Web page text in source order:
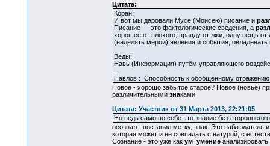
Цитата:
Коран:
И вот мы даровали Мусе (Моисею) писание и
Писание — это фактологические сведения, а
хорошее от плохого, правду от лжи, одну вещь от
(наделять мерой) явления и события,
Веды:
Навь (Информация) путём управляющего
Павлов : Способность к обобщённому
Новое - хорошо забытое старое? Новое (новьё)
различительными знаками
Цитата: Участник от 31 Марта 2013, 22:21:05
Но ведь само по себе это знание без
осознал - поставил метку, знак. Это наблюдатель
которая может и не совпадать с натурой, с
Сознание - это уже как ум=умение